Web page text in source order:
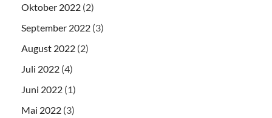
Oktober 2022 (2)
September 2022 (3)
August 2022 (2)
Juli 2022 (4)
Juni 2022 (1)
Mai 2022 (3)